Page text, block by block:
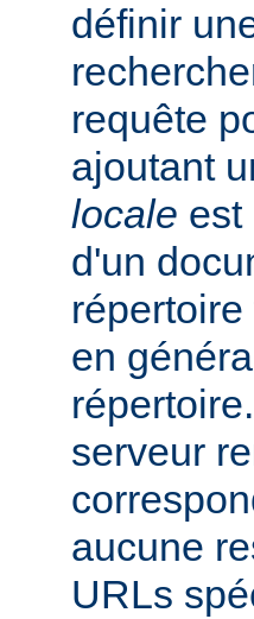
définir
requête
ajoutant
locale est
d'un
en
serveur
aucune
URLs